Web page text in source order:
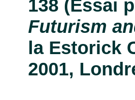
138 (Essai
Futurism
la Estorick
2001,